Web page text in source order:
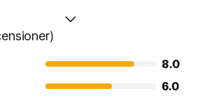
8.0
6.0